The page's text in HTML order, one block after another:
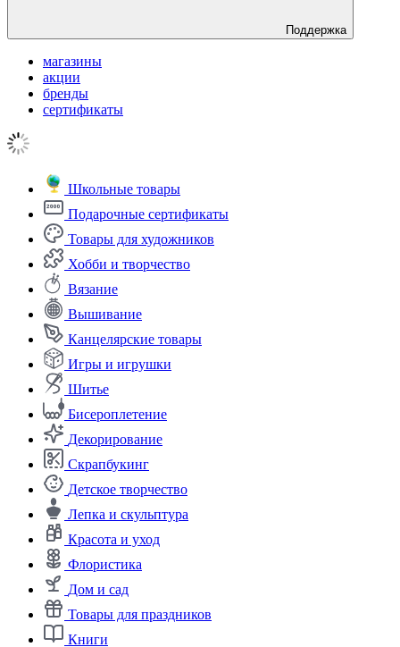
Поддержка
магазины
акции
бренды
сертификаты
Школьные товары
Подарочные сертификаты
Товары для художников
Хобби и творчество
Вязание
Вышивание
Канцелярские товары
Игры и игрушки
Шитье
Бисероплетение
Декорирование
Скрапбукинг
Детское творчество
Лепка и скульптура
Красота и уход
Флористика
Дом и сад
Товары для праздников
Книги